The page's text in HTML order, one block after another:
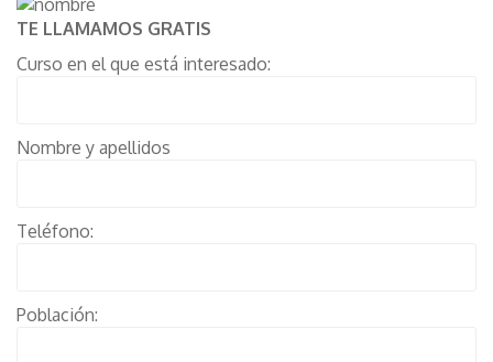
TE LLAMAMOS GRATIS
Curso en el que está interesado:
Nombre y apellidos
Teléfono:
Población: